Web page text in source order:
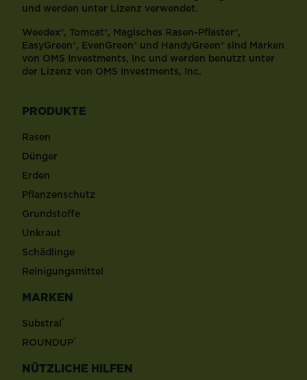
und werden unter Lizenz verwendet.
Weedex®, Tomcat®, Magisches Rasen-Pflaster®,
EasyGreen®, EvenGreen® und HandyGreen® sind Marken
von OMS Investments, Inc und werden benutzt unter
der Lizenz von OMS Investments, Inc.
PRODUKTE
Rasen
Dünger
Erden
Pflanzenschutz
Grundstoffe
Unkraut
Schädlinge
Reinigungsmittel
MARKEN
Substral®
ROUNDUP®
NÜTZLICHE HILFEN